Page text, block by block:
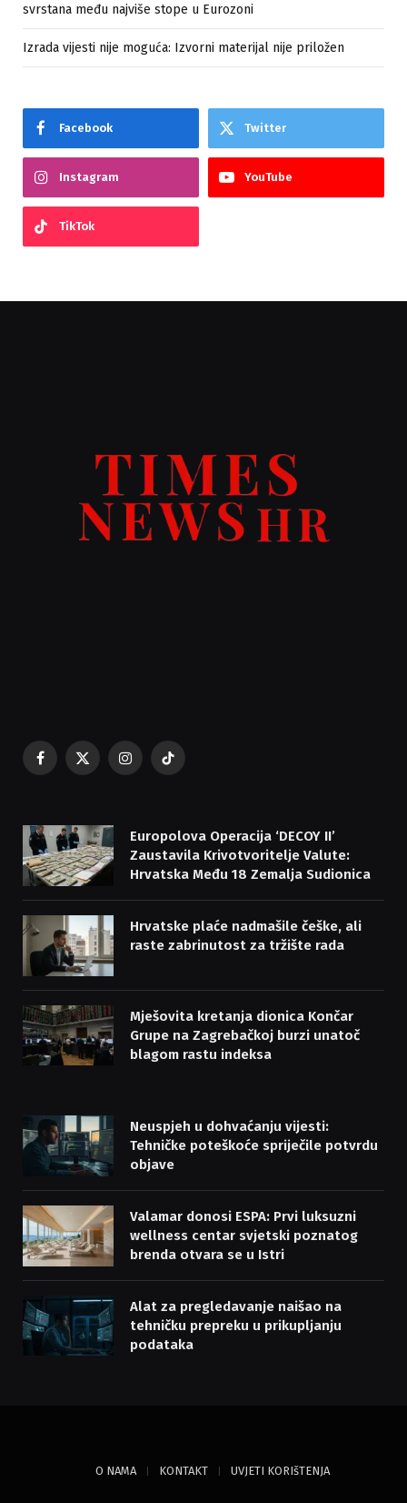
svrstana među najviše stope u Eurozoni
Izrada vijesti nije moguća: Izvorni materijal nije priložen
Facebook Twitter
Instagram YouTube
TikTok
Facebook
X
Instagram
TikTok
Europolova Operacija ‘DECOY II’
Zaustavila Krivotvoritelje Valute:
Hrvatska Među 18 Zemalja Sudionica
Hrvatske plaće nadmašile češke, ali
raste zabrinutost za tržište rada
Mješovita kretanja dionica Končar
Grupe na Zagrebačkoj burzi unatoč
blagom rastu indeksa
Neuspjeh u dohvaćanju vijesti:
Tehničke poteškoće spriječile potvrdu
objave
Valamar donosi ESPA: Prvi luksuzni
wellness centar svjetski poznatog
brenda otvara se u Istri
Alat za pregledavanje naišao na
tehničku prepreku u prikupljanju
podataka
O NAMA KONTAKT UVJETI KORIšTENJA